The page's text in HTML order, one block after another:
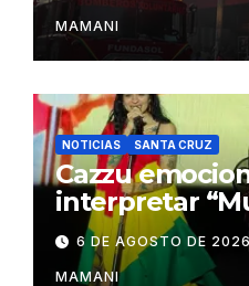
Barrio Lindo
MAMANI
NOTICIAS SANTA CRUZ
Cazzu
interpretar
en su
Cruz
6 DE AGOSTO DE 2026
MAMANI